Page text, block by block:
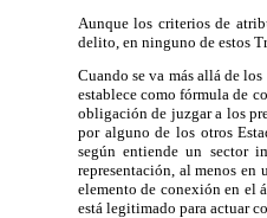
Aunque los criterios de
delito, en ninguno de estos
Cuando se va más allá de
establece como fórmula de
obligación de juzgar a los
por alguno de los otros
según entiende un sector
representación, al menos
elemento de conexión en el
está legitimado para actuar